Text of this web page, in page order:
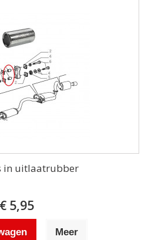
in uitlaatrubber
€ 5,95
Meer